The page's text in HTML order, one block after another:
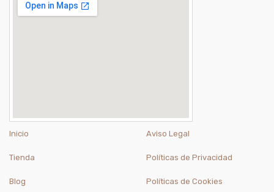
Inicio
Tienda
Blog
Aviso Legal
Políticas de Privacidad
Políticas de Cookies